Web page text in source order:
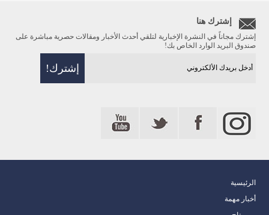
إشترك هنا
إشترك مجاناً في النشرة الإخبارية لتلقي أحدث الأخبار ومقالات حصرية مباشرة على
صندوق البريد الوارد الخاص بك!
الرئيسية
أخبار مهمة